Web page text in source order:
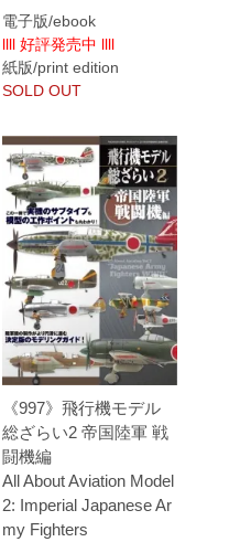
電子版/ebook
llll 好評発売中 llll
紙版/print edition
SOLD OUT
《997》飛行機モデル
総ざらい2 帝国陸軍 戦
闘機編
All About Aviation Model
2: Imperial Japanese Ar
my Fighters